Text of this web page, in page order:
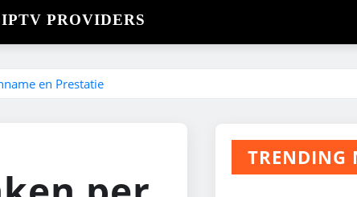
PROVIDERS
en Prestatie
TRENDING